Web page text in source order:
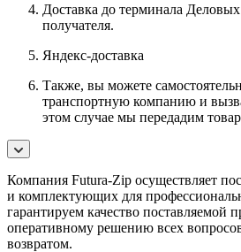
Доставка до терминала
получателя.
Яндекс-доставка
Также, вы можете
транспортную компанию и
этом случае мы передадим
Компания Futura-Zip осуществляет
и комплектующих для
гарантируем качество поставляемой
оперативному решению всех
возвратом.